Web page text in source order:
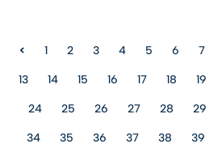
< 1 2 3 4 5 6 7
13 14 15 16 17 18 19
24 25 26 27 28 29
34 35 36 37 38 39